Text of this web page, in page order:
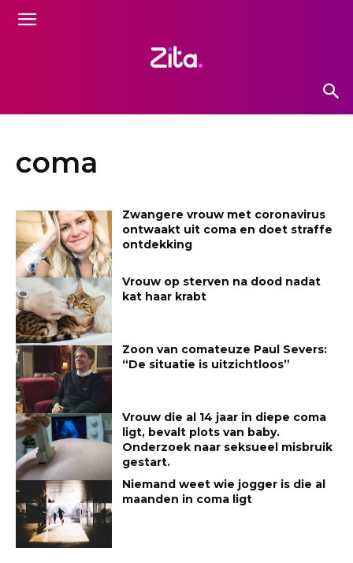
coma
Zwangere vrouw met coronavirus
ontwaakt uit coma en doet straffe
ontdekking
Vrouw op sterven na dood nadat
kat haar krabt
Zoon van comateuze Paul Severs:
“De situatie is uitzichtloos”
Vrouw die al 14 jaar in diepe coma
ligt, bevalt plots van baby.
Onderzoek naar seksueel misbruik
gestart.
Niemand weet wie jogger is die al
maanden in coma ligt